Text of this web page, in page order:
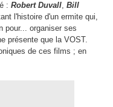
: Robert Duvall, Bill
l'histoire d'un ermite qui,
pour... organiser ses
présente que la VOST.
de ces films ; en